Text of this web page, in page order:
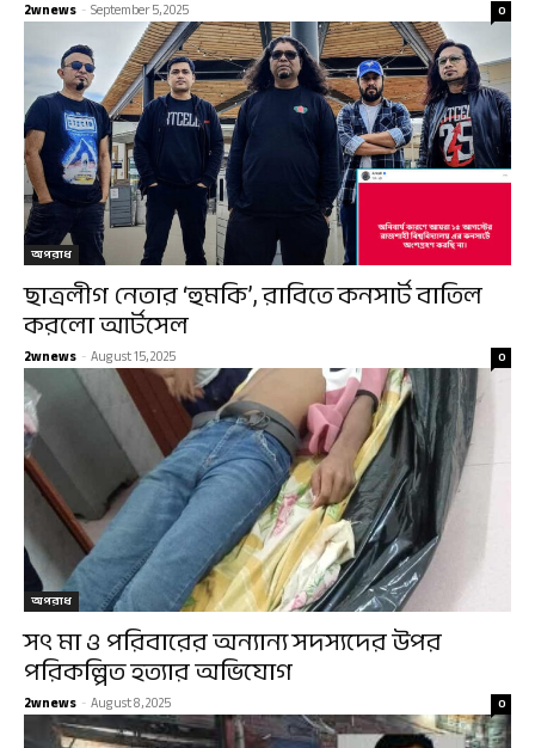
2wnews -September 5, 2025 0
অপরাধ
ছাত্রলীগ নেতার ‘হুমকি’, রাবিতে কনসার্ট বাতিল
করলো আর্টসেল
2wnews -August 15, 2025 0
অপরাধ
সৎ মা ও পরিবারের অন্যান্য সদস্যদের উপর
পরিকল্পিত হত্যার অভিযোগ
2wnews -August 8, 2025 0